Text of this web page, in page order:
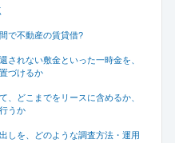
で不動産の賃貸借?
されない敷金といった一時金を、
づけるか
、どこまでをリースに含めるか、
うか
しを、どのような調査方法・運用